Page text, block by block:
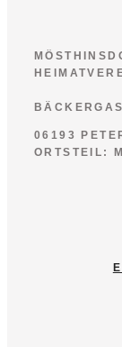
06193
ORTSTEIL: